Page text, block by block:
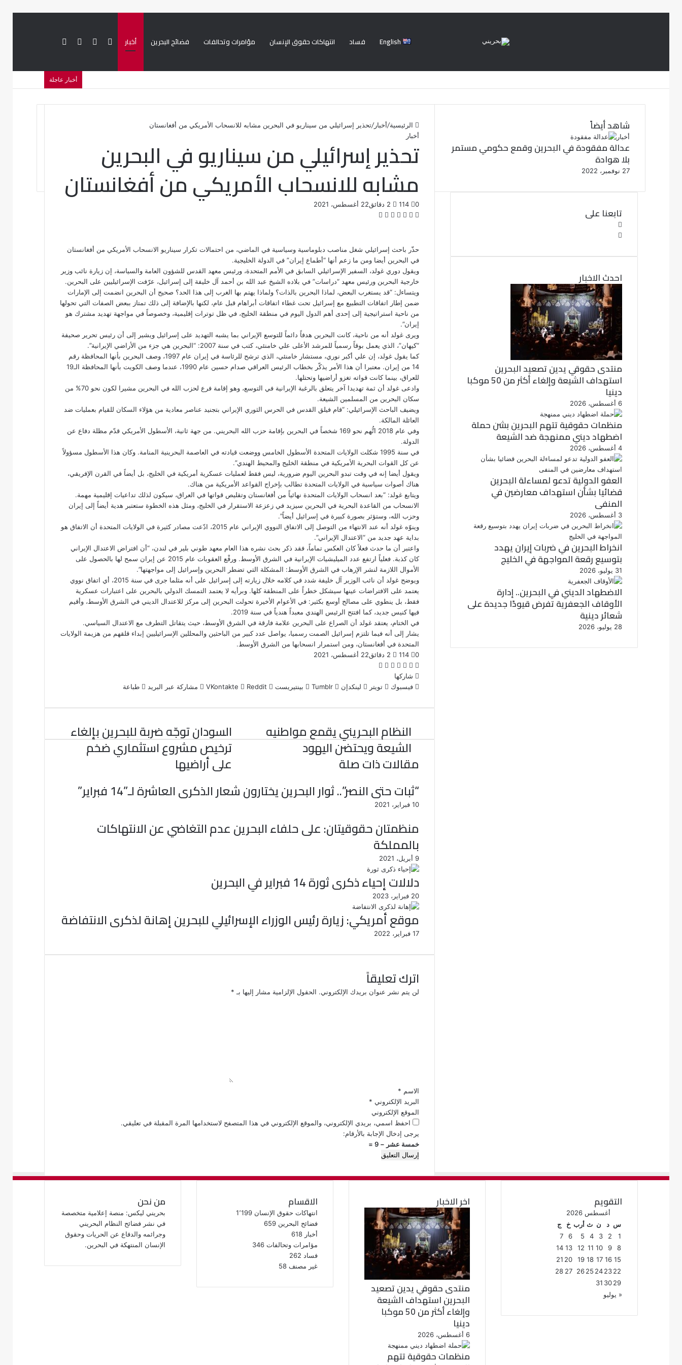
أخبار فضائح البحرين مؤامرات وتحالفات انتهاكات حقوق الإنسان فساد English بحث تسجيل تويتر
أخبار عاجلة
الرئيسية/أخبار/تحذير إسرائيلي من سيناريو في البحرين مشابه للانسحاب الأمريكي من أفغانستان
أخبار
تحذير إسرائيلي من سيناريو في البحرين
مشابه للانسحاب الأمريكي من أفغانستان
22 أغسطس، 2021 0
ف
ب
ك
ت
ر
ل
ن
m
ب
ت
س
ت
i
س
ب
حذّر باحث إسرائيلي شغل مناصب دبلوماسية وسياسية في الماضي، من احتمالات تكرار سيناريو الانسحاب الأمريكي من أفغانستان
في البحرين أيضا ومن ما زعم أنها “أطماع إيران” في الدولة الخليجية.
ويقول دوري غولد، السفير الإسرائيلي السابق في الأمم المتحدة، ورئيس معهد القدس للشؤون العامة والسياسة، إن زيارة نائب وزير
خارجية البحرين ورئيس معهد “دراسات” في بلاده الشيخ عبد الله بن أحمد آل خليفة إلى إسرائيل، عرّفت الإسرائيليين على البحرين.
ويتساءل: “قد يستغرب البعض، لماذا البحرين بالذات؟ ولماذا يهتم بها الغرب إلى هذا الحد؟ صحيح أن البحرين انضمت إلى الإمارات
ضمن إطار اتفاقات التطبيع مع إسرائيل تحت غطاء اتفاقات أبراهام قبل عام، لكنها بالإضافة إلى ذلك تمتاز ببعض الصفات التي تحولها
من ناحية استراتيجية إلى إحدى أهم الدول اليوم في منطقة الخليج، في ظل توترات إقليمية، وخصوصاً في مواجهة تهديد مشترك هو
إيران”.
ويرى غولد أنه من ناحية، كانت البحرين هدفاً دائماً للتوسع الإيراني بما يشبه التهديد على إسرائيل ويشير إلى أن رئيس تحرير صحيفة
“كيهان”، الذي يعمل بوقاً رسمياً للمرشد الأعلى علي خامنئي، كتب في سنة 2007: “البحرين هي جزء من الأراضي الإيرانية”.
كما يقول غولد، إن علي أكبر نوري، مستشار خامنئي، الذي ترشح للرئاسة في إيران عام 1997، وصف البحرين بأنها المحافظة رقم
14 من إيران. معتبرا أن هذا الأمر يذكّر بخطاب الرئيس العراقي صدام حسين عام 1990، عندما وصف الكويت بأنها المحافظة الـ19
للعراق، بينما كانت قواته تغزو أراضيها وتحتلها.
وادعى غولد أن ثمة تهديدا آخر يتعلق بالرغبة الإيرانية في التوسع، وهو إقامة فرع لحزب الله في البحرين مشيرا لكون نحو 70% من
سكان البحرين من المسلمين الشيعة.
ويضيف الباحث الإسرائيلي: “قام فيلق القدس في الحرس الثوري الإيراني بتجنيد عناصر معادية من هؤلاء السكان للقيام بعمليات ضد
العائلة المالكة.
وفي عام 2018 اتُّهم نحو 169 شخصاً في البحرين بإقامة حزب الله البحريني. من جهة ثانية،
الأسطول الأمريكي قدّم مظلة دفاع عن
الدولة.
في سنة 1995 شكلت الولايات المتحدة الأسطول الخامس ووضعت قيادته في العاصمة البحرينية المنامة. وكان هذا الأسطول مسؤولاً
عن كل القوات البحرية الأمريكية في منطقة الخليج والمحيط الهندي”.
ويقول أيضا إنه في وقت تبدو البحرين اليوم ضرورية، ليس فقط لعمليات عسكرية أمريكية في الخليج، بل أيضاً في القرن الإفريقي،
هناك أصوات سياسية في الولايات المتحدة تطالب بإخراج القواعد الأمريكية من هناك.
ويتابع غولد: “بعد انسحاب الولايات المتحدة نهائياً من أفغانستان وتقليص قواتها في العراق، سيكون لذلك تداعيات إقليمية مهمة.
الانسحاب من القاعدة البحرية في البحرين سيزيد في زعزعة الاستقرار في الخليج، ومثل هذه الخطوة ستعتبر هدية أيضاً إلى إيران
وحزب الله، وستؤثر بصورة كبيرة في إسرائيل أيضاً”.
وينوّه غولد أنه عند الانتهاء من التوصل إلى الاتفاق النووي الإيراني عام 2015، ادّعت مصادر كثيرة في الولايات المتحدة أن الاتفاق هو
بداية عهد جديد من “الاعتدال الإيراني”.
واعتبر أن ما حدث فعلاً كان العكس تماماً، فقد ذكر بحث نشره هذا العام معهد طوني بلير في لندن، “أن افتراض الاعتدال الإيراني
كان كذبة. فعلياً ارتفع عدد الميليشيات الإيرانية في الشرق الأوسط. ورفْع العقوبات عام 2015 عن إيران سمح لها بالحصول على
الأموال اللازمة لنشر الإرهاب في الشرق الأوسط: المشكلة التي تضطر البحرين وإسرائيل إلى مواجهتها”.
ويوضح غولد أن نائب الوزير آل خليفة شدد في كلامه خلال زيارته إلى إسرائيل على أنه مثلما جرى في سنة 2015، أي اتفاق نووي
يعتمد على الافتراضات عينها سيشكل خطراً على المنطقة كلها. وبرأيه لا يعتمد التمسك الدولي بالبحرين على اعتبارات عسكرية
فقط، بل ينطوي على مصالح أوسع بكثير: في الأعوام الأخيرة تحولت البحرين إلى مركز للاعتدال الديني في الشرق الأوسط، وأقيم
فيها كنيس جديد، كما افتتح الرئيس الهندي معبداً هندياً في سنة 2019.
في الختام، يعتقد غولد أن الصراع على البحرين علامة فارقة في الشرق الأوسط، حيث يتقاتل التطرف مع الاعتدال السياسي.
يشار إلى أنه فيما تلتزم إسرائيل الصمت رسميا، يواصل عدد كبير من الباحثين والمحللين الإسرائيليين إبداء قلقهم من هزيمة الولايات
المتحدة في أفغانستان، ومن استمرار انسحابها من الشرق الأوسط.
22 أغسطس، 2021
0
ف
ي
س
و
ت
و
ي
ر
ل
ي
ن
د
ن
u
b
r
ب
ن
ي
ي
س
ت
e
d
t
ت
ا
شاركها
فيسبوك
تويتر لينكدإن بينتيريست مشاركة عبر البريد طباعة
السودان توجّه ضربة للبحرين بإلغاء
ترخيص مشروع استثماري ضخم
على أراضيها
النظام البحريني يقمع مواطنيه
الشيعة ويحتضن اليهود
مقالات ذات صلة
“ثبات حتى النصر”.. ثوار البحرين يختارون شعار الذكرى العاشرة لـ”14 فبراير”
10 فبراير، 2021
منظمتان حقوقيتان: على حلفاء البحرين عدم التغاضي عن الانتهاكات
بالمملكة
9 أبريل، 2021
دلالات إحياء ذكرى ثورة 14 فبراير في البحرين
20 فبراير، 2023
موقع أمريكي: زيارة رئيس الوزراء الإسرائيلي للبحرين إهانة لذكرى الانتفاضة
17 فبراير، 2022
اترك تعليقاً
لن يتم نشر عنوان بريدك الإلكتروني. الحقول الإلزامية مشار إليها بـ *
الاسم *
البريد الإلكتروني *
الموقع الإلكتروني
احفظ اسمي، بريدي الإلكتروني، والموقع الإلكتروني في هذا المتصفح لاستخدامها المرة المقبلة في تعليقي.
يرجى إدخال الإجابة بالأرقام:
خمسة عشر − 9 =
شاهد أيضاً
أخبار
عدالة مفقودة في البحرين وقمع حكومي مستمر
بلا هوادة
27 نوفمبر، 2022
تابعنا على
ب
ك
ي
ر
احدث الاخبار
منتدى حقوقي يدين تصعيد البحرين
استهداف الشيعة وإلغاء أكثر من 50 موكبا
دينيا
6 أغسطس، 2026
منظمات حقوقية تتهم البحرين بشن حملة
اضطهاد ديني ممنهجة ضد الشيعة
4 أغسطس، 2026
العفو الدولية تدعو لمساءلة البحرين
قضائيا بشأن استهداف معارضين في
المنفى
3 أغسطس، 2026
انخراط البحرين في ضربات إيران يهدد
بتوسيع رقعة المواجهة في الخليج
31 يوليو، 2026
الاضطهاد الديني في البحرين.. إدارة
الأوقاف الجعفرية تفرض قيودًا جديدة على
شعائر دينية
28 يوليو، 2026
من نحن
بحريني ليكس: منصة إعلامية متخصصة
في نشر فضائح النظام البحريني
وجرائمه والدفاع عن الحريات وحقوق
الإنسان المنتهكة في البحرين.
الاقسام
انتهاكات حقوق الإنسان 1٬199
فضائح البحرين 659
أخبار 618
مؤامرات وتحالفات 346
فساد 262
غير مصنف 58
اخر الاخبار
منتدى حقوقي يدين تصعيد
البحرين استهداف الشيعة
وإلغاء أكثر من 50 موكبا
دينيا
6 أغسطس، 2026
منظمات حقوقية تتهم
التقويم
أغسطس 2026
س د ن ث أرب خ
ج
1
2
3
4
5
6
7
8
9
10
11
12
13
14
15
16
17
18
19
20
21
22
23
24
25
26
27
28
29
30
31
« يوليو